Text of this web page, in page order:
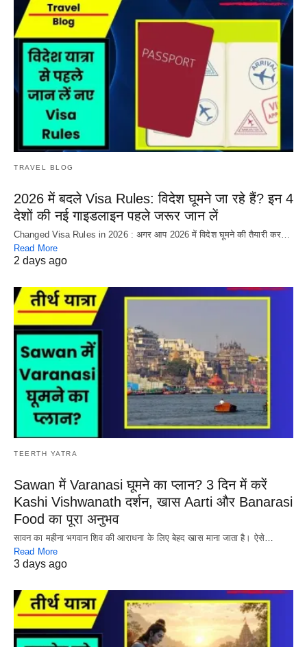
TRAVEL BLOG
2026 में बदले Visa Rules: विदेश घूमने जा रहे हैं? इन 4
देशों की नई गाइडलाइन पहले जरूर जान लें
Changed Visa Rules in 2026 : अगर आप 2026 में विदेश घूमने की तैयारी कर…
Read More
2 days ago
TEERTH YATRA
Sawan में Varanasi घूमने का प्लान? 3 दिन में करें
Kashi Vishwanath दर्शन, खास Aarti और Banarasi
Food का पूरा अनुभव
सावन का महीना भगवान शिव की आराधना के लिए बेहद खास माना जाता है। ऐसे…
Read More
3 days ago